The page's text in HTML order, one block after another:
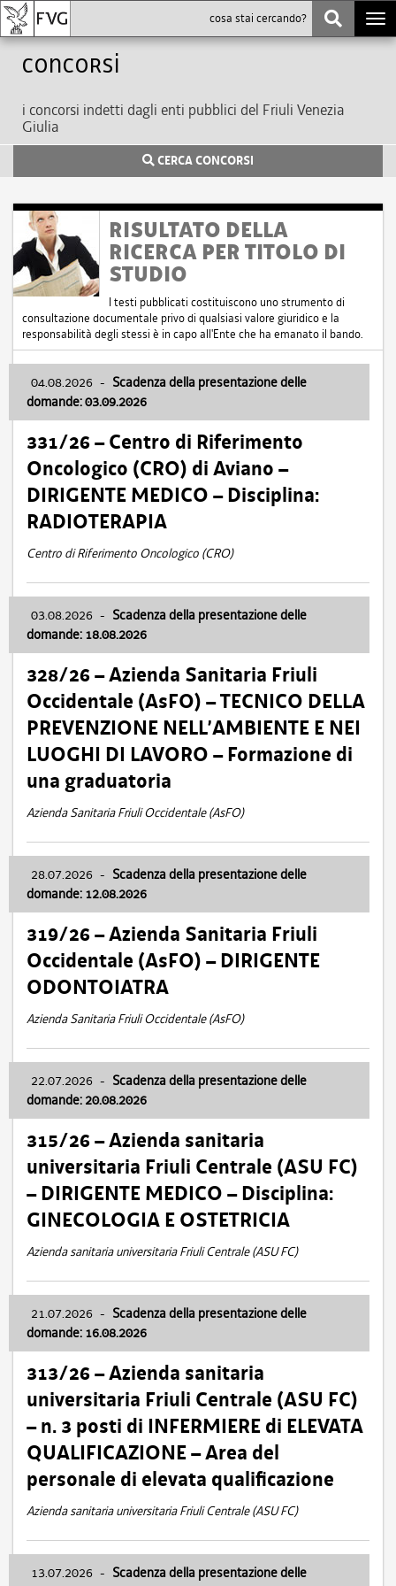
Concorsi
i concorsi indetti dagli enti pubblici del Friuli Venezia
Giulia
CERCA CONCORSI
RISULTATO DELLA
RICERCA PER TITOLO DI
STUDIO
I testi pubblicati costituiscono uno strumento di
consultazione documentale privo di qualsiasi valore giuridico e la
responsabilità degli stessi è in capo all'Ente che ha emanato il bando.
04.08.2026 - Scadenza della presentazione delle
domande: 03.09.2026
331/26 – Centro di Riferimento
Oncologico (CRO) di Aviano –
DIRIGENTE MEDICO – Disciplina:
RADIOTERAPIA
Centro di Riferimento Oncologico (CRO)
03.08.2026 - Scadenza della presentazione delle
domande: 18.08.2026
328/26 – Azienda Sanitaria Friuli
Occidentale (AsFO) – TECNICO DELLA
PREVENZIONE NELL’AMBIENTE E NEI
LUOGHI DI LAVORO – Formazione di
una graduatoria
Azienda Sanitaria Friuli Occidentale (AsFO)
28.07.2026 - Scadenza della presentazione delle
domande: 12.08.2026
319/26 – Azienda Sanitaria Friuli
Occidentale (AsFO) – DIRIGENTE
ODONTOIATRA
Azienda Sanitaria Friuli Occidentale (AsFO)
22.07.2026 - Scadenza della presentazione delle
domande: 20.08.2026
315/26 – Azienda sanitaria
universitaria Friuli Centrale (ASU FC)
– DIRIGENTE MEDICO – Disciplina:
GINECOLOGIA E OSTETRICIA
Azienda sanitaria universitaria Friuli Centrale (ASU FC)
21.07.2026 - Scadenza della presentazione delle
domande: 16.08.2026
313/26 – Azienda sanitaria
universitaria Friuli Centrale (ASU FC)
– n. 3 posti di INFERMIERE di ELEVATA
QUALIFICAZIONE – Area del
personale di elevata qualificazione
Azienda sanitaria universitaria Friuli Centrale (ASU FC)
13.07.2026 - Scadenza della presentazione delle